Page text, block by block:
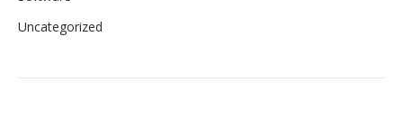
Uncategorized